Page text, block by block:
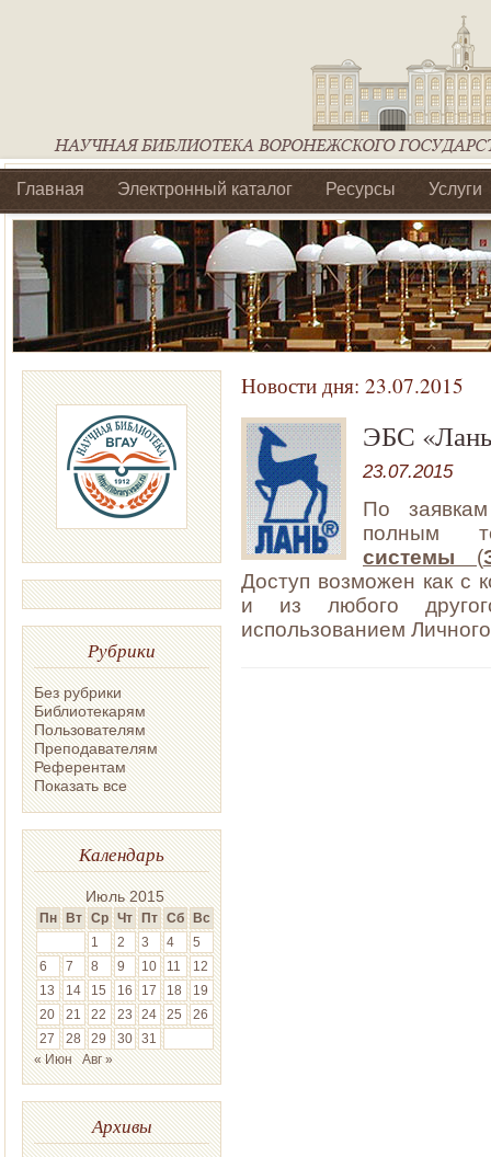
Главная Электронный каталог Ресурсы Услуги
Библиотеки регионального отделения Ассоциации
Рубрики
Без рубрики
Библиотекарям
Пользователям
Преподавателям
Референтам
Показать все
Календарь
Июль 2015
Пн Вт Ср Чт Пт Сб Вс
1
2 3 4
5
6
7 8 9 10 11
12
13
14 15 16 17 18
19
20
21 22 23 24 25
26
27
28 29 30 31
« Июн
Авг »
Архивы
Новости дня: 23.07.2015
ЭБС
23.07.2015
По
полным
системы (
Доступ возможен как с
и из любого
использованием